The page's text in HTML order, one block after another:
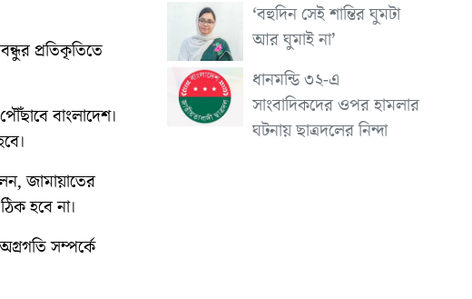
প্রতিকৃতিতে
বাংলাদেশ।
জামায়াতের
হবে না।
সম্পর্কে
‘বহুদিন সেই শান্তির ঘুমটা
আর ঘুমাই না’
ধানমন্ডি ৩২-এ
সাংবাদিকদের ওপর হামলার
ঘটনায় ছাত্রদলের নিন্দা